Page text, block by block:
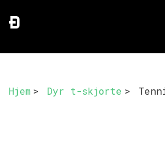
Hjem > Dyr t-skjorte >